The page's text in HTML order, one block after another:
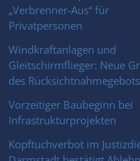
„Verbrenner-Aus“ für
Privatpersonen
Windkraftanlagen und
Gleitschirmflieger: Neue
des
Vorzeitiger Baubeginn bei
Infrastrukturprojekten
Kopftuchverbot im